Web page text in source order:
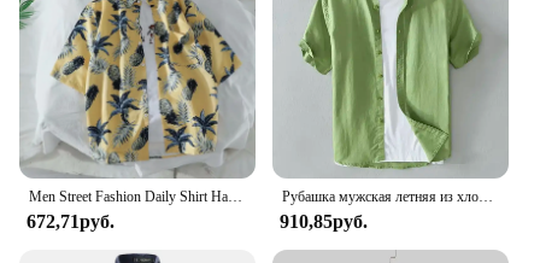
672,71руб.
Рубашка мужская летняя из хлопка и льна, модная сорочка однотонная простая повседневная с короткими рукавами, базовый тонкий дышащий Топ
910,85руб.